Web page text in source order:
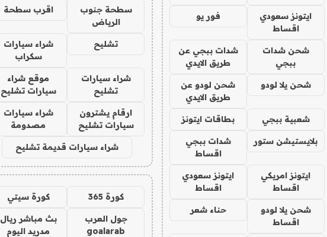
ايتونز سعودي
اقساط
فور يو
شحن شدات
ببجي
شدات ببجي عن
طريق الايدي
شحن يلا لودو
شحن لودو عن
طريق الايدي
شعبية ببجي بطاقات ايتونز
بلايستيشن ستور
شدات ببجي
اقساط
ايتونز امريكي
اقساط
ايتونز سعودي
اقساط
شحن يلا لودو
اقساط
حناء شعر
سطحة جنوب
الرياض
اقرب سطحة
تشليح
شراء سيارات
سكراب
شراء سيارات
تشليح
موقع شراء
سيارات تشليح
ارقام يشترون
سيارات تشليح
شراء سيارات
مصدومة
شراء سيارات قديمة تشليح
كورة 365 كورة سيتي
جول العرب
goalarab
بث مباشر ريال
مدريد اليوم